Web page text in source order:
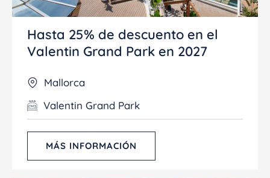
Hasta 25% de descuento en el
Valentin Grand Park en 2027
Mallorca
Valentin Grand Park
MÁS INFORMACIÓN